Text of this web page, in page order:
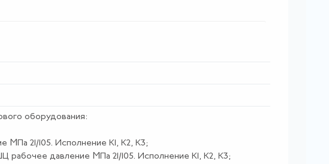
оборудования:
21/105. Исполнение К1, К2, К3;
давление МПа 21/105. Исполнение К1, К2, К3;